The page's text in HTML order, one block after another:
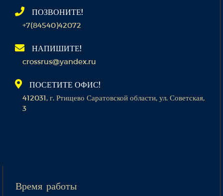
ПОЗВОНИТЕ!
+7(84540)42072
НАПИШИТЕ!
crossrus@yandex.ru
ПОСЕТИТЕ ОФИС!
412031, г. Ртищево Саратовской области, ул. Советская,
3
Время работы